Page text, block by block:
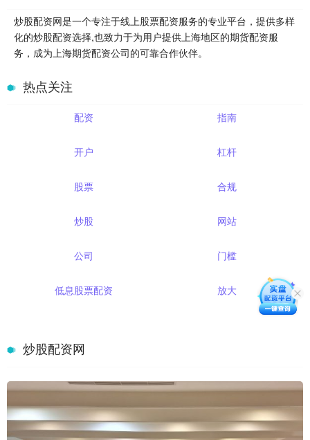
炒股配资网是一个专注于线上股票配资服务的专业平台，提供多样
化的炒股配资选择,也致力于为用户提供上海地区的期货配资服
务，成为上海期货配资公司的可靠合作伙伴。
热点关注
配资 指南
开户 杠杆
股票 合规
炒股 网站
公司 门槛
低息股票配资 放大
炒股配资网